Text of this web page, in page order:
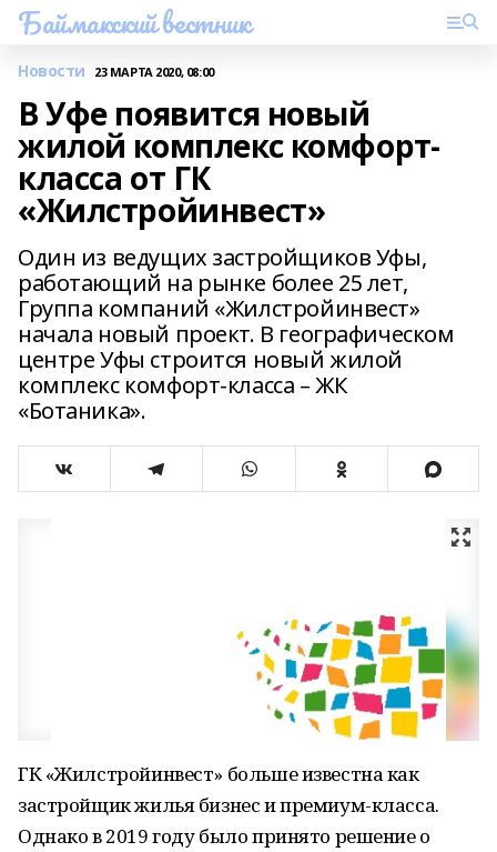
Баймакский вестник
Новости 23 МАРТА 2020, 08:00
В Уфе появится новый
жилой комплекс комфорт-
класса от ГК
«Жилстройинвест»
Один из ведущих застройщиков Уфы,
работающий на рынке более 25 лет,
Группа компаний «Жилстройинвест»
начала новый проект. В географическом
центре Уфы строится новый жилой
комплекс комфорт-класса – ЖК
«Ботаника».
ГК «Жилстройинвест» больше известна как
застройщик жилья бизнес и премиум-класса.
Однако в 2019 году было принято решение о